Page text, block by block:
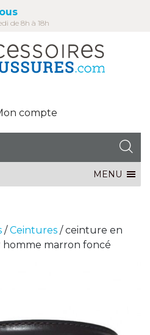
de 8h à 18h
compte
MENU
/Ceintures / ceinture en
marron foncé